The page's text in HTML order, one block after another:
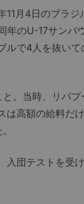
月4日のブラ
年のU-17サン
ルで4人を抜い
。当時、リバ
は高額の給料だ
団テストを受